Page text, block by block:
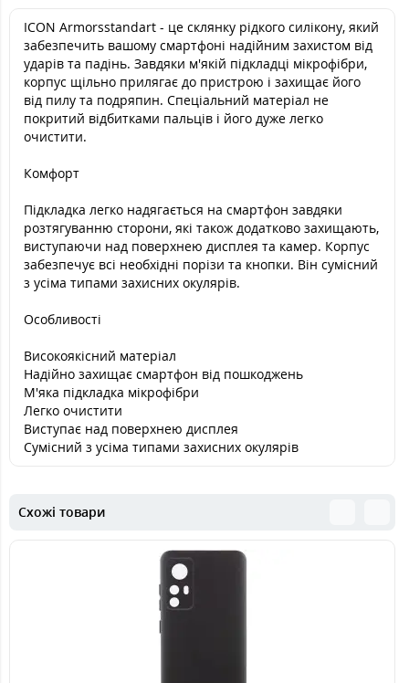
ICON Armorsstandart - це склянку рідкого силікону, який
забезпечить вашому смартфоні надійним захистом від
ударів та падінь. Завдяки м'якій підкладці мікрофібри,
корпус щільно прилягає до пристрою і захищає його
від пилу та подряпин. Спеціальний матеріал не
покритий відбитками пальців і його дуже легко
очистити.
Комфорт
Підкладка легко надягається на смартфон завдяки
розтягуванню сторони, які також додатково захищають,
виступаючи над поверхнею дисплея та камер. Корпус
забезпечує всі необхідні порізи та кнопки. Він сумісний
з усіма типами захисних окулярів.
Особливості
Високоякісний матеріал
Надійно захищає смартфон від пошкоджень
М'яка підкладка мікрофібри
Легко очистити
Виступає над поверхнею дисплея
Сумісний з усіма типами захисних окулярів
Схожі товари